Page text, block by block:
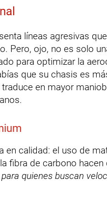
líneas agresivas
Pero, ojo, no es solo
para optimizar la
que su chasis es
en mayor
en calidad: el uso de
fibra de carbono
quienes buscan